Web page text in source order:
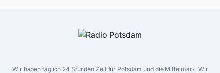
Wir haben täglich 24 Stunden Zeit für Potsdam und die Mittelmark. Wir